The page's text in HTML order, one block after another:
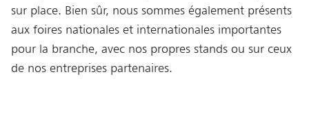
sur place. Bien sûr, nous sommes également présents
aux foires nationales et internationales importantes
pour la branche, avec nos propres stands ou sur ceux
de nos entreprises partenaires.